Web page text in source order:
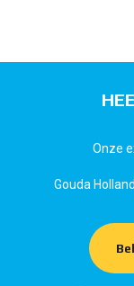
Onze
Gouda